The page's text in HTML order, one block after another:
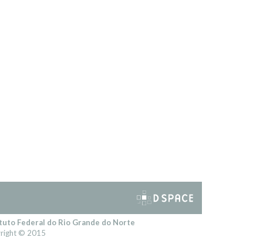
Federal do Rio Grande do Norte
© 2015